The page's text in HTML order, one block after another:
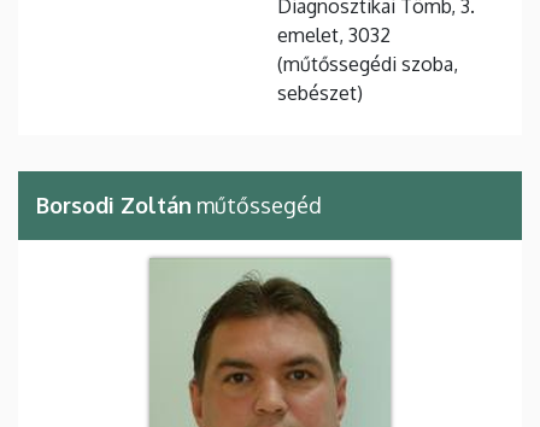
Diagnosztikai Tömb, 3.
emelet, 3032
(műtőssegédi szoba,
sebészet)
Borsodi Zoltán műtőssegéd